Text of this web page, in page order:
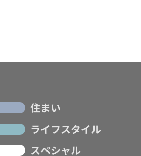
住まい
ライフスタイル
スペシャル